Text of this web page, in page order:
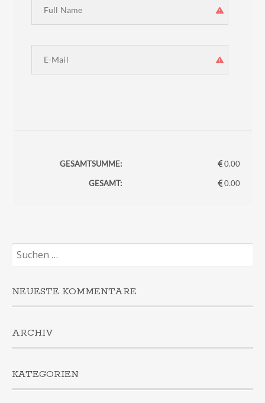
GESAMTSUMME: 0.00
GESAMT: 0.00
Suchen
nach:
NEUESTE KOMMENTARE
ARCHIV
KATEGORIEN